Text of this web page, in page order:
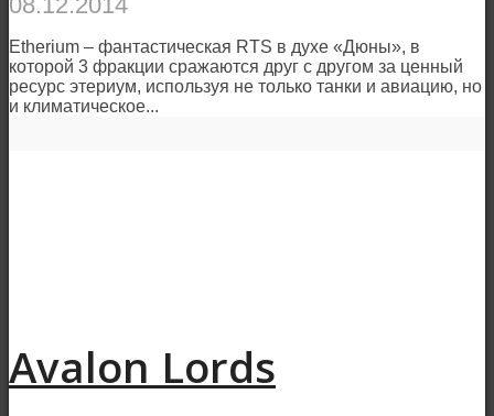
Etherium – фантастическая RTS в духе «Дюны», в
которой 3 фракции сражаются друг с другом за ценный
ресурс этериум, используя не только танки и авиацию, но
и климатическое...
Avalon Lords